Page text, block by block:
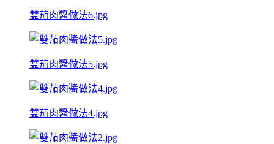
雙茄肉醬做法6.jpg
雙茄肉醬做法5.jpg
雙茄肉醬做法4.jpg